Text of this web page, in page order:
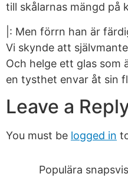
till skålarnas mängd på
|: Men förrn han är
Vi skynde att
Och helge ett glas som
en tysthet envar åt sin
Leave a
You must be logged in
Populära